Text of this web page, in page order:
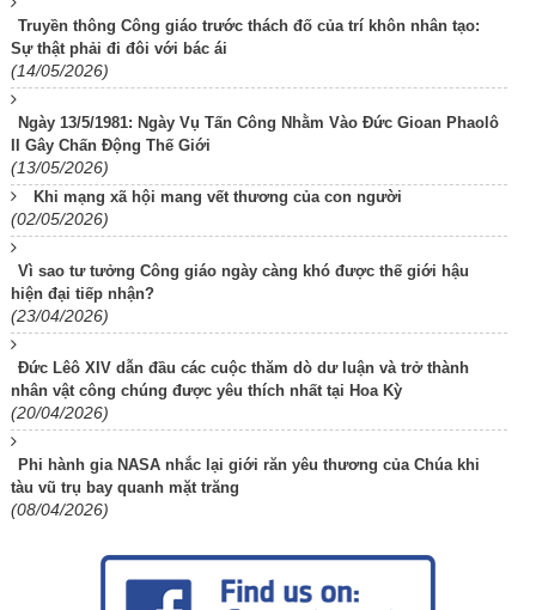
Truyền thông Công giáo trước thách đố của trí khôn nhân tạo:
Sự thật phải đi đôi với bác ái
(14/05/2026)
Ngày 13/5/1981: Ngày Vụ Tấn Công Nhằm Vào Đức Gioan Phaolô
II Gây Chấn Động Thế Giới
(13/05/2026)
Khi mạng xã hội mang vết thương của con người
(02/05/2026)
Vì sao tư tưởng Công giáo ngày càng khó được thế giới hậu
hiện đại tiếp nhận?
(23/04/2026)
Đức Lêô XIV dẫn đầu các cuộc thăm dò dư luận và trở thành
nhân vật công chúng được yêu thích nhất tại Hoa Kỳ
(20/04/2026)
Phi hành gia NASA nhắc lại giới răn yêu thương của Chúa khi
tàu vũ trụ bay quanh mặt trăng
(08/04/2026)